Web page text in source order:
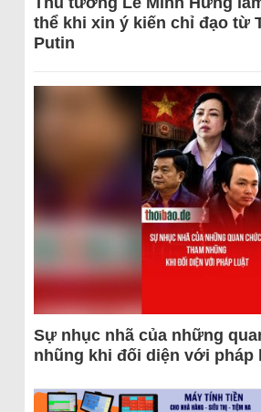
thể khi xin ý kiến chỉ đạo từ
Putin
Sự nhục nhã của những
nhũng khi đối diện với pháp